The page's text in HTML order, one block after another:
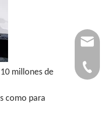
millones de
como para
0086-